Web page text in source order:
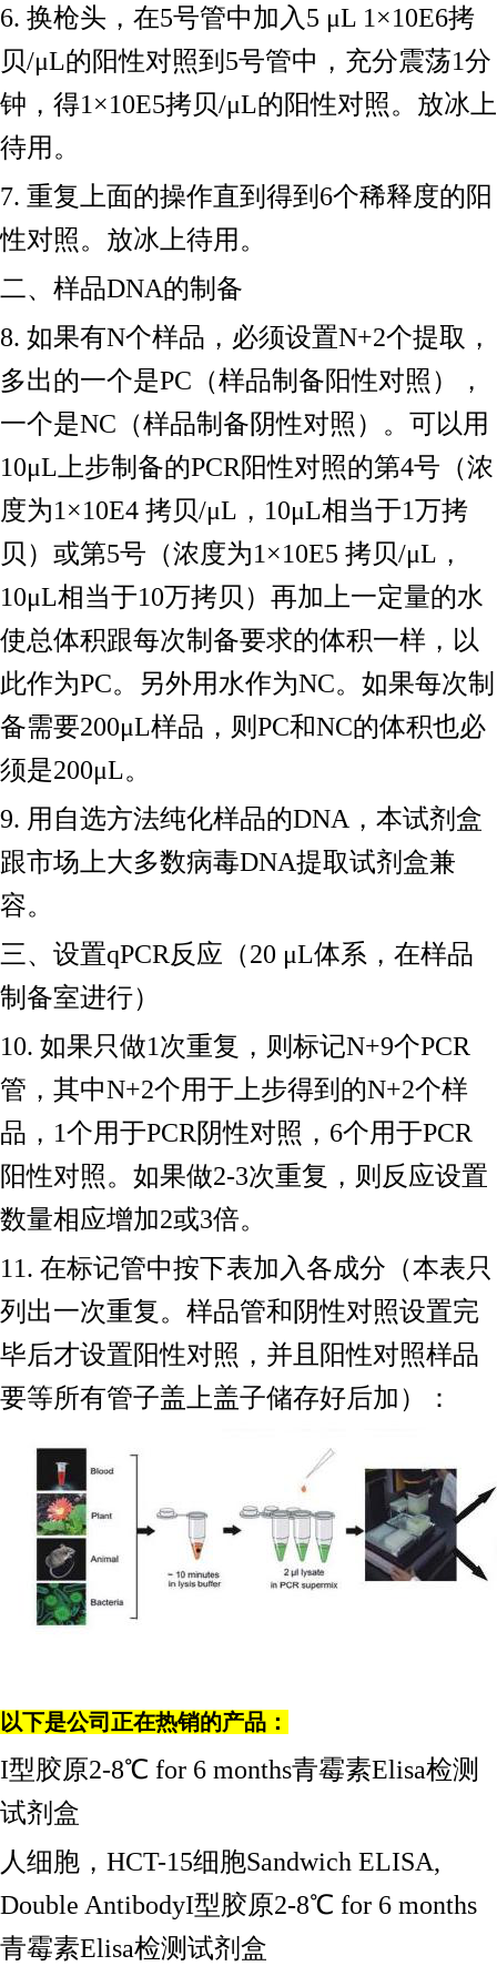
6. 换枪头，在5号管中加入5 μL 1×10E6拷
贝/μL的阳性对照到5号管中，充分震荡1分
钟，得1×10E5拷贝/μL的阳性对照。放冰上
待用。
7. 重复上面的操作直到得到6个稀释度的阳
性对照。放冰上待用。
二、样品DNA的制备
8. 如果有N个样品，必须设置N+2个提取，
多出的一个是PC（样品制备阳性对照），
一个是NC（样品制备阴性对照）。可以用
10μL上步制备的PCR阳性对照的第4号（浓
度为1×10E4 拷贝/μL，10μL相当于1万拷
贝）或第5号（浓度为1×10E5 拷贝/μL，
10μL相当于10万拷贝）再加上一定量的水
使总体积跟每次制备要求的体积一样，以
此作为PC。另外用水作为NC。如果每次制
备需要200μL样品，则PC和NC的体积也必
须是200μL。
9. 用自选方法纯化样品的DNA，本试剂盒
跟市场上大多数病毒DNA提取试剂盒兼
容。
三、设置qPCR反应（20 μL体系，在样品
制备室进行）
10. 如果只做1次重复，则标记N+9个PCR
管，其中N+2个用于上步得到的N+2个样
品，1个用于PCR阴性对照，6个用于PCR
阳性对照。如果做2-3次重复，则反应设置
数量相应增加2或3倍。
11. 在标记管中按下表加入各成分（本表只
列出一次重复。样品管和阴性对照设置完
毕后才设置阳性对照，并且阳性对照样品
要等所有管子盖上盖子储存好后加）：
以下是公司正在热销的产品：
I型胶原2-8℃ for 6 months青霉素Elisa检测
试剂盒
人细胞， HCT-15细胞Sandwich ELISA,
Double AntibodyI型胶原2-8℃ for 6 months
青霉素Elisa检测试剂盒